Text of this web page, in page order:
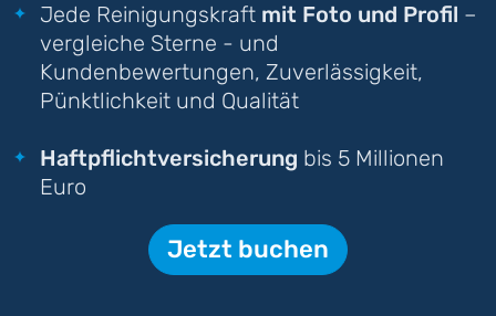
Jede Reinigungskraft mit Foto und Profil –
vergleiche Sterne - und
Kundenbewertungen, Zuverlässigkeit,
Pünktlichkeit und Qualität
Haftpflichtversicherung bis 5 Millionen
Euro
Jetzt buchen